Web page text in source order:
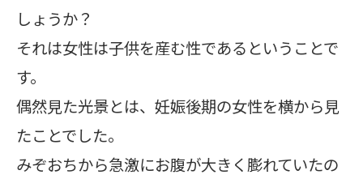
しょうか？
それは女性は子供を産む性であるということで
す。
偶然見た光景とは、妊娠後期の女性を横から見
たことでした。
みぞおちから急激にお腹が大きく膨れていたの